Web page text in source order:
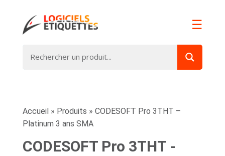
☰
Accueil » Produits » CODESOFT Pro 3THT –
Platinum 3 ans SMA
CODESOFT Pro 3THT -